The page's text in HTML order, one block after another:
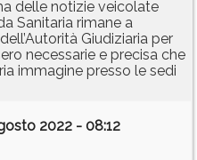
delle notizie veicolate
Sanitaria rimane a
Giudiziaria per
necessarie e precisa che
immagine presso le sedi
2022 - 08:12